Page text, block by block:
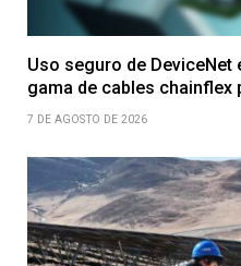
Uso seguro de
gama de cables chainflex
7 DE AGOSTO DE 2026